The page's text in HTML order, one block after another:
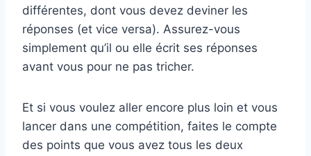
différentes, dont vous devez deviner les
réponses (et vice versa). Assurez-vous
simplement qu’il ou elle écrit ses réponses
avant vous pour ne pas tricher.
Et si vous voulez aller encore plus loin et vous
lancer dans une compétition, faites le compte
des points que vous avez tous les deux